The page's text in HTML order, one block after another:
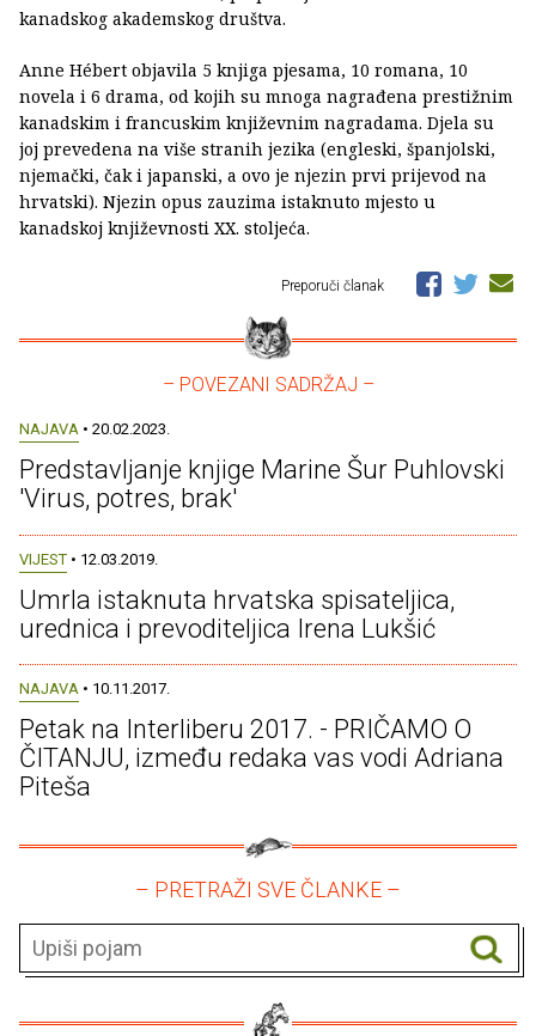
kanadskog akademskog društva.
Anne Hébert objavila 5 knjiga pjesama, 10 romana, 10
novela i 6 drama, od kojih su mnoga nagrađena prestižnim
kanadskim i francuskim književnim nagradama. Djela su
joj prevedena na više stranih jezika (engleski, španjolski,
njemački, čak i japanski, a ovo je njezin prvi prijevod na
hrvatski). Njezin opus zauzima istaknuto mjesto u
kanadskoj književnosti XX. stoljeća.
Preporuči članak
– POVEZANI SADRŽAJ –
NAJAVA • 20.02.2023.
Predstavljanje knjige Marine Šur Puhlovski
'Virus, potres, brak'
VIJEST • 12.03.2019.
Umrla istaknuta hrvatska spisateljica,
urednica i prevoditeljica Irena Lukšić
NAJAVA • 10.11.2017.
Petak na Interliberu 2017. - PRIČAMO O
ČITANJU, između redaka vas vodi Adriana
Piteša
– PRETRAŽI SVE ČLANKE –